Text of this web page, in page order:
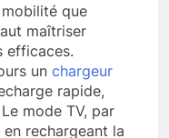
que
maîtriser
efficaces.
un chargeur
rapide,
mode TV, par
rechargeant la